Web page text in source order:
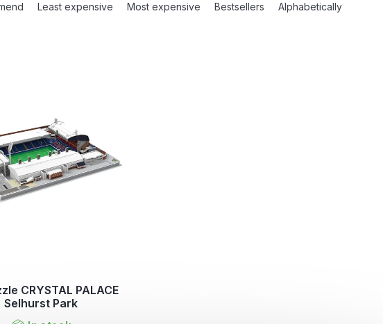
Least expensive Most expensive Bestsellers Alphabetically
CRYSTAL PALACE
Selhurst Park